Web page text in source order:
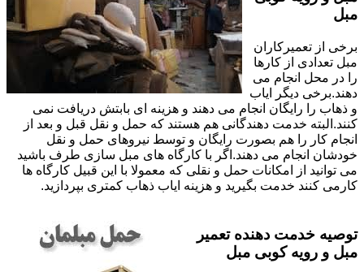
مبل
برخی از تعمیرکاران
مبل تعدادی از کارها
را در محل انجام می
دهند.برخی دیگر ایاب
و ذهاب را رایگان انجام می دهند و هزینه ای بابتش دریافت نمی
کنند.البته خدمت دهندگانی هم هستند که حمل و نقل قبل و بعد از
انجام کار را هم بصورت رایگان و توسط نیروهای حمل و نقل
خودشان انجام می دهند.اگر با کارگاه های مبل سازی طرف باشید
می توانید از امکانات حمل و نقلی که معمولا با این قبیل کارگاه ها
کارمی کنند خدمت بگیرید و هزینه ایاب ذهاب کمتری بپردازید.
توصیه خدمت دهنده تعمیر
مبل و رویه کوبی مبل